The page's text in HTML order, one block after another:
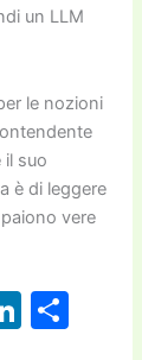
un LLM
le nozioni
il suo
è di leggere
vere
Li C